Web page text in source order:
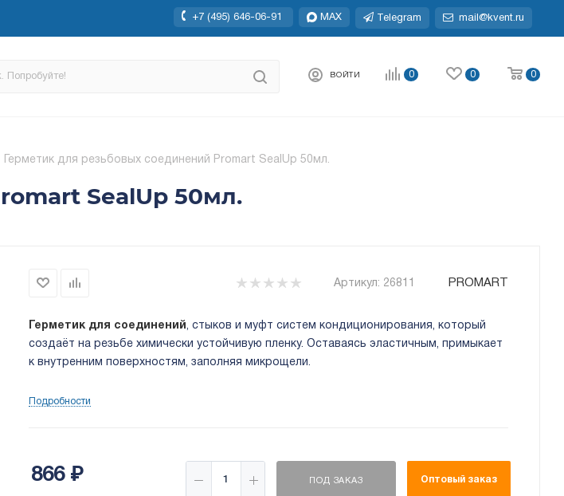
+7 (495) 646-06-91 MAX Telegram mail@kvent.ru
ВОЙТИ 0 0 0
Герметик для резьбовых соединений Promart SealUp 50мл.
SealUp 50мл.
Артикул: 26811 PROMART
Герметик для соединений , стыков и муфт систем кондиционирования, который
создаёт на резьбе химически устойчивую пленку. Оставаясь эластичным, примыкает
к внутренним поверхностям, заполняя микрощели.
Подробности
866₽ ПОД ЗАКАЗ Оптовый заказ